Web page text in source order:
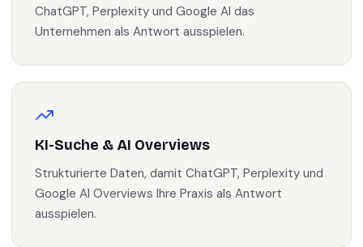
ChatGPT, Perplexity und Google AI das
Unternehmen als Antwort ausspielen.
KI-Suche & AI Overviews
Strukturierte Daten, damit ChatGPT, Perplexity und
Google AI Overviews Ihre Praxis als Antwort
ausspielen.